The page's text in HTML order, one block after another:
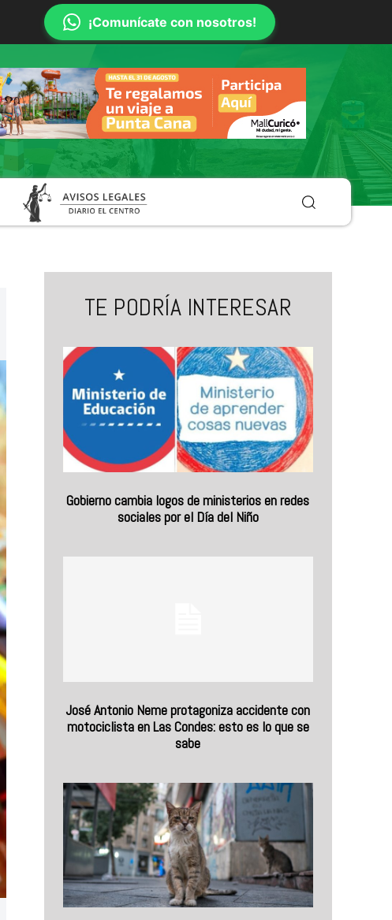
¡Comunícate con nosotros!
TE PODRÍA INTERESAR
Gobierno cambia logos de ministerios en redes
sociales por el Día del Niño
José Antonio Neme protagoniza accidente con
motociclista en Las Condes: esto es lo que se
sabe